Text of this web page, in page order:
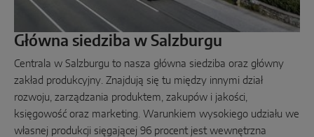
Instinct by MACO
MACO Protect M-TS
MACO Protect A-TS
Sterowany klamką
Sterowane cylindrem
Główna siedziba w Salzburgu
Centrala w Salzburgu to nasza główna siedziba oraz główny
zakład produkcyjny. Znajdują się tu między innymi dział
rozwoju, zarządzania produktem, zakupów i jakości,
księgowość oraz marketing. Warunkiem wysokiego udziału we
własnej produkcji sięgającej 96 procent jest wewnętrzna